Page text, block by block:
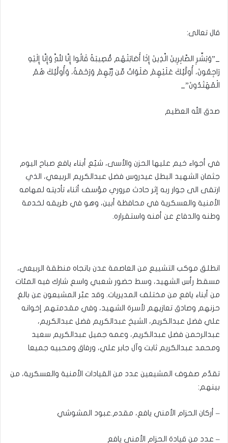
قال تعالى:
_”وَبَشِّرِ الصَّابِرِينَ الَّذِينَ إِذَا أَصَابَتْهُم مُّصِيبَةٌ قَالُوا إِنَّا لِلَّهِ وَإِنَّا إِلَيْهِ
رَاجِعُونَ، أُولَٰئِكَ عَلَيْهِمْ صَلَوَاتٌ مِّن رَّبِّهِمْ وَرَحْمَةٌ، وَأُولَٰئِكَ هُمُ
الْمُهْتَدُونَ”_
صدق الله العظيم
في أجواء خيم عليها الحزن والأسى، شيّع أبناء يافع صباح اليوم
جثمان الشهيد البطل عيدروس فضل عبدالكريم الربيعي، الذي
ارتقى الى جوار ربه إثر حادث مروري مؤسف أثناء تأديته لمهامه
الأمنية والعسكرية في محافظة أبين، وهو في طريقه لخدمة
وطنه والدفاع عن أمنه واستقراره.
انطلق موكب التشييع من العاصمة عدن باتجاه منطقة الربيعي،
مسقط رأس الشهيد، وسط حضور شعبي واسع شارك فيه المئات
من أبناء يافع من مختلف المديريات. وقد عبّر المشيعون عن بالغ
حزنهم وصادق تعازيهم لأسرة الشهيد، وفي مقدمتهم إخوانه
علي فضل عبدالكريم، الشيخ عبدالكريم فضل عبدالكريم،
عبدالرحمن فضل عبدالكريم، وعمه جميل عبدالكريم سعيد
ومحمد عبدالكريم ثابت وآل جابر علي، ورفاق ومحبيه جميعا
تقدّم صفوف المشيعين عدد من القيادات الأمنية والعسكرية، من
بينهم:
– أركان الحزام الأمني يافع، مقدم.عبود المشوشي
– عدد من قيادة الحزام الأمني يافع